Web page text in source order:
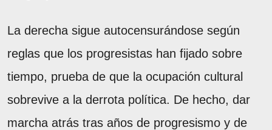
La derecha sigue autocensurándose según
reglas que los progresistas han fijado sobre
tiempo, prueba de que la ocupación cultural
sobrevive a la derrota política. De hecho, dar
marcha atrás tras años de progresismo y de